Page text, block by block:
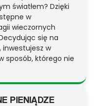
światłem? Dzięki
w
wieczornych
się na
w
sposób, którego nie
PIENIĄDZE